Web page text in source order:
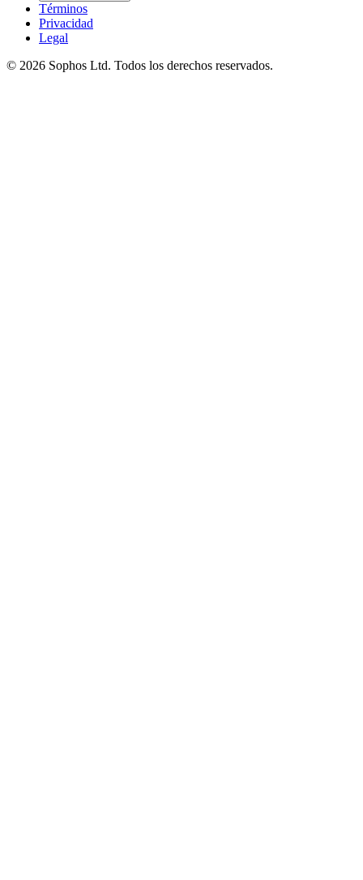
Términos
Privacidad
Legal
© 2026 Sophos Ltd. Todos los derechos reservados.